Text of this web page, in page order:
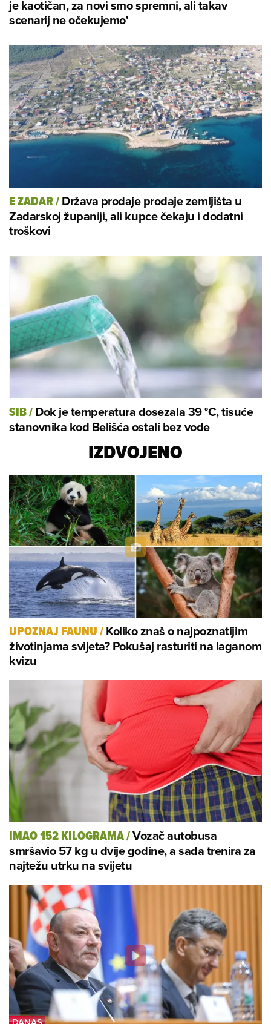
je kaotičan, za novi smo spremni, ali takav
scenarij ne očekujemo'
E ZADAR/Država prodaje prodaje zemljišta u
Zadarskoj županiji, ali kupce čekaju i dodatni
troškovi
SIB/Dok je temperatura dosezala 39 °C, tisuće
stanovnika kod Belišća ostali bez vode
IZDVOJENO
UPOZNAJ FAUNU/Koliko znaš o najpoznatijim
životinjama svijeta? Pokušaj rasturiti na laganom
kvizu
IMAO 152 KILOGRAMA/Vozač autobusa
smršavio 57 kg u dvije godine, a sada trenira za
najtežu utrku na svijetu